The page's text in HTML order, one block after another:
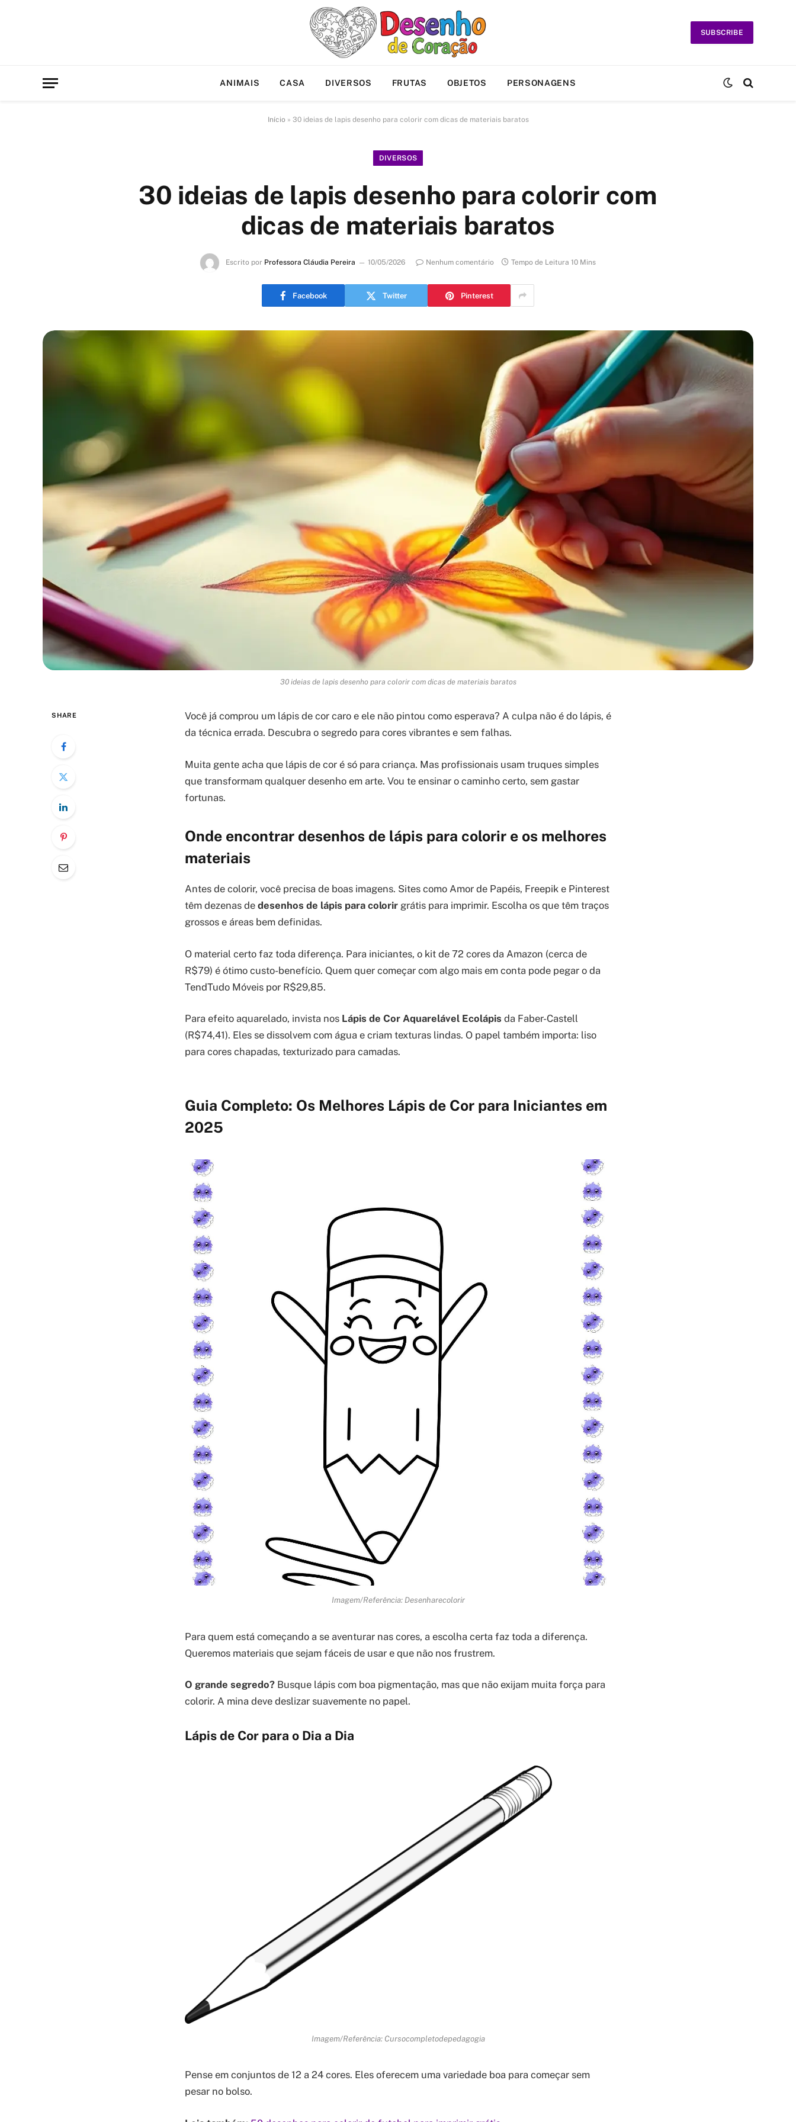
SUBSCRIBE
ANIMAIS CASA DIVERSOS FRUTAS OBJETOS PERSONAGENS
Início » 30 ideias de lapis desenho para colorir com dicas de materiais baratos
DIVERSOS
30 ideias de lapis desenho para colorir com
dicas de materiais baratos
Escrito por Professora Cláudia Pereira 10/05/2026 Nenhum comentário Tempo de Leitura 10 Mins
Facebook Twitter Pinterest
30 ideias de lapis desenho para colorir com dicas de materiais baratos
SHARE
Você já comprou um lápis de cor caro e ele não pintou como esperava? A culpa não é do lápis, é
da técnica errada. Descubra o segredo para cores vibrantes e sem falhas.
Muita gente acha que lápis de cor é só para criança. Mas profissionais usam truques simples
que transformam qualquer desenho em arte. Vou te ensinar o caminho certo, sem gastar
fortunas.
Onde encontrar desenhos de lápis para colorir e os melhores
materiais
Antes de colorir, você precisa de boas imagens. Sites como Amor de Papéis, Freepik e Pinterest
têm dezenas de desenhos de lápis para colorir grátis para imprimir. Escolha os que têm traços
grossos e áreas bem definidas.
O material certo faz toda diferença. Para iniciantes, o kit de 72 cores da Amazon (cerca de
R$79) é ótimo custo-benefício. Quem quer começar com algo mais em conta pode pegar o da
TendTudo Móveis por R$29,85.
Para efeito aquarelado, invista nos Lápis de Cor Aquarelável Ecolápis da Faber-Castell
(R$74,41). Eles se dissolvem com água e criam texturas lindas. O papel também importa: liso
para cores chapadas, texturizado para camadas.
Guia Completo: Os Melhores Lápis de Cor para Iniciantes em
2025
Imagem/Referência: Desenharecolorir
Para quem está começando a se aventurar nas cores, a escolha certa faz toda a diferença.
Queremos materiais que sejam fáceis de usar e que não nos frustrem.
O grande segredo? Busque lápis com boa pigmentação, mas que não exijam muita força para
colorir. A mina deve deslizar suavemente no papel.
Lápis de Cor para o Dia a Dia
Imagem/Referência: Cursocompletodepedagogia
Pense em conjuntos de 12 a 24 cores. Eles oferecem uma variedade boa para começar sem
pesar no bolso.